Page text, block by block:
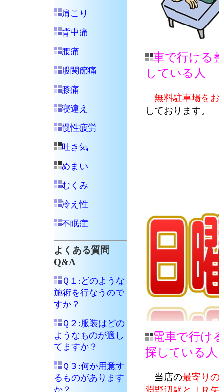
肩こり
背中痛
腰痛
股関節痛
膝痛
寝違え
慢性疲労
吐き気
めまい
むくみ
冷え性
不眠症
よくある質問
Q&A
Ｑ１:どのような
施術を行なうので
すか？
Ｑ２:服装はどの
ようなものが適し
てますか？
Ｑ３:何か用意す
るものがあります
か？
車で行ける
している人
無料駐車場を
しております。
電車で行け
探している人
当店の最寄り
淵野辺駅とＪＲ